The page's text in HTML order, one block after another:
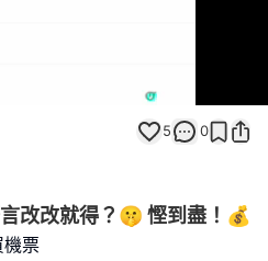
5 0
改改就得？🤫 慳到盡！💰
機票